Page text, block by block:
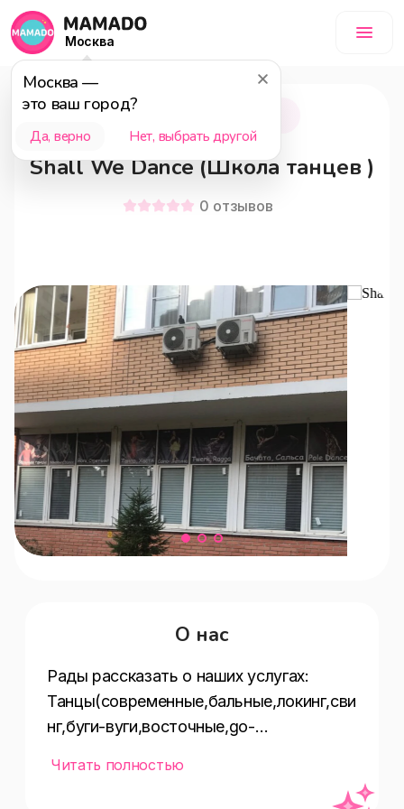
Москва
Москва —
это ваш город?
Да, верно Нет, выбрать другой
Люберцы
Shall We Dance (Школа танцев )
0 отзывов
О нас
Рады рассказать о наших услугах:
Танцы(современные,бальные,локинг,сви
нг,буги-вуги,восточные,go-
Читать полностью